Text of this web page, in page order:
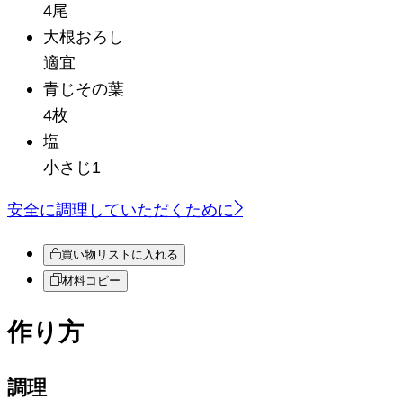
4尾
大根おろし
適宜
青じその葉
4枚
塩
小さじ1
安全に調理していただくために
買い物リストに入れる
材料コピー
作り方
調理